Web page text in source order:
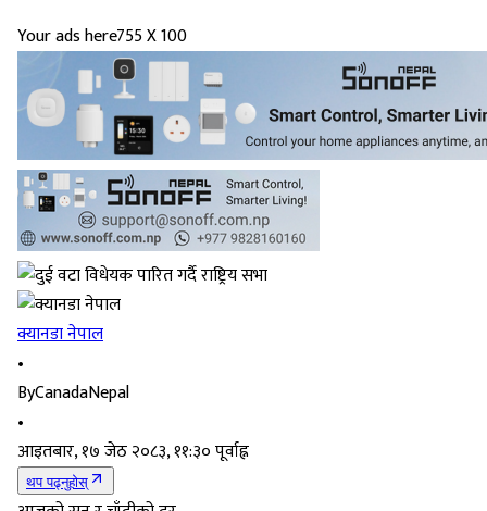
Your ads here755 X 100
क्यानडा नेपाल
•
ByCanadaNepal
•
आइतबार, १७ जेठ २०८३, ११:३० पूर्वाह्न
थप पढ्नुहोस्